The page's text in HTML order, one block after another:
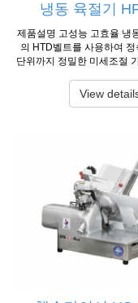
냉동 육절기
제품설명 고성능 고효율 냉
의 HTD벨트를 사용하여
단위까지 정밀한 미세조절
뛰어나 내구성이 강함 알루
급 재질인 7A를 사형주조
on(W×L×H)
400㎜ 1050×720×1400㎜
V/380V, 750W×2EA 1Ø/
W×2EA 1Ø/ 3Ø, 220V/
Capacity 58 slices/min
58 slices/min Loading
200㎜ 430×380×200㎜
meter of Knife Ø363㎜
Thickness 0~25㎜ 0~25㎜
View